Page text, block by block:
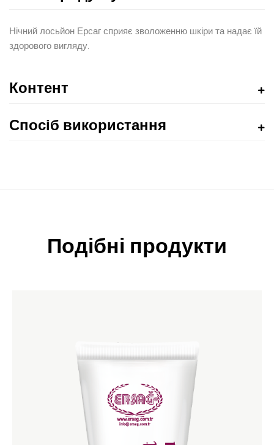
Нічний лосьйон Ерсаг сприяє зволоженню шкіри та надає їй
здорового вигляду.
Контент
Спосіб використання
Подібні продукти